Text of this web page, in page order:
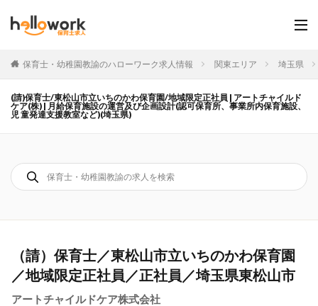
保育士・幼稚園教諭のハローワーク求人情報 関東エリア 埼玉県
(請)保育士/東松山市立いちのかわ保育園/地域限定正社員 | アートチャイルド
ケア(株) | 月給保育施設の運営及び企画設計(認可保育所、事業所内保育施設、
児 童発達支援教室など)(埼玉県)
（請）保育士／東松山市立いちのかわ保育園
／地域限定正社員／正社員／埼玉県東松山市
アートチャイルドケア株式会社